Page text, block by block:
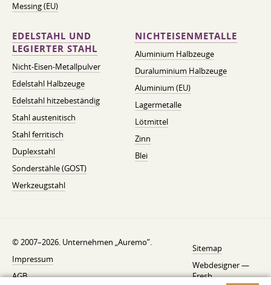
Messing (EU)
EDELSTAHL UND
LEGIERTER STAHL
Nicht-Eisen-Metallpulver
Edelstahl Halbzeuge
Edelstahl hitzebeständig
Stahl austenitisch
Stahl ferritisch
Duplexstahl
Sonderstähle (GOST)
Werkzeugstahl
NICHTEISENMETALLE
Aluminium Halbzeuge
Duraluminium Halbzeuge
Aluminium (EU)
Lagermetalle
Lötmittel
Zinn
Blei
© 2007–2026. Unternehmen „Auremo”.
Impressum
AGB
Sitemap
Webdesigner —
Fresh